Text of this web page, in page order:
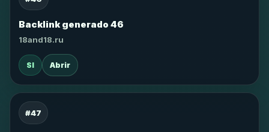
Backlink generado 46
18and18.ru
SI Abrir
#47